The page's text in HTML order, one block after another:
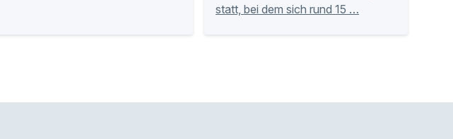
statt, bei dem sich rund 15 …